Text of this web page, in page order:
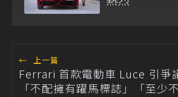
← 上一篇
Ferrari 首款電動車 Luce 引
「不配擁有躍馬標誌」「至少